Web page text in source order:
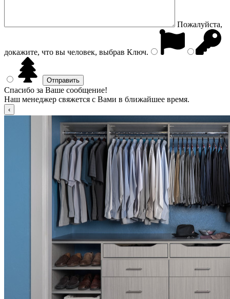
Пожалуйста,
докажите, что вы человек, выбрав Ключ.
Спасибо за Ваше сообщение!
Наш менеджер свяжется с Вами в ближайшее время.